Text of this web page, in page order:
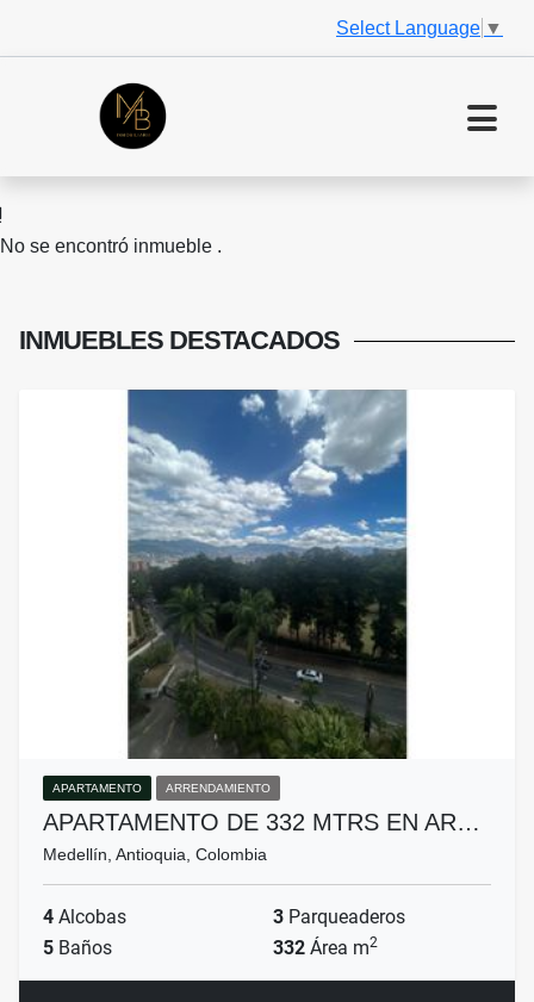
Select Language ▼
No se encontró inmueble .
INMUEBLES DESTACADOS
APARTAMENTO ARRENDAMIENTO
APARTAMENTO DE 332 MTRS EN AR…
Medellín, Antioquia, Colombia
4 Alcobas 3 Parqueaderos
5 Baños 332 Área m2